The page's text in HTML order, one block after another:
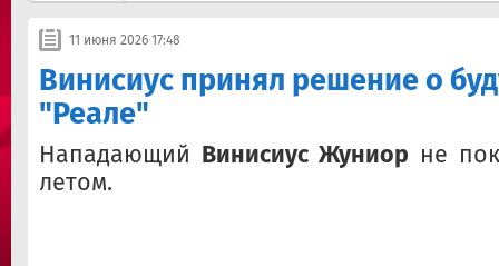
11 июня 2026 17:48
Винисиус принял решение о
"Реале"
Нападающий Винисиус Жуниор не
летом.